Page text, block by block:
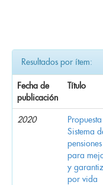
Resultados por ítem:
Fecha de
publicación
Título
2020
Sistema
para
y
por vida